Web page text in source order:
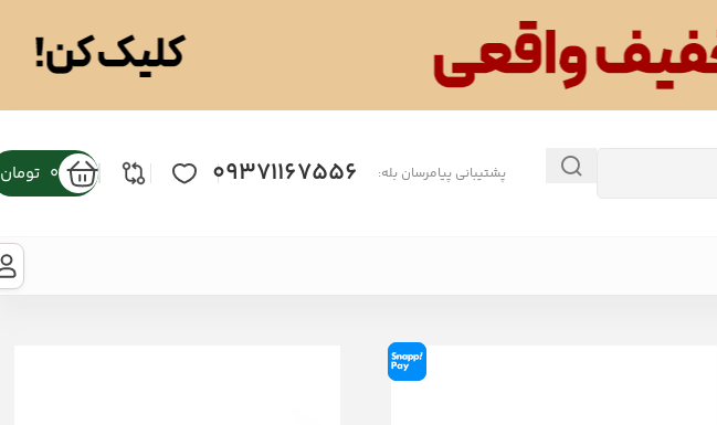
پشتیبانی پیامرسان بله: 09371167556
0 تومان